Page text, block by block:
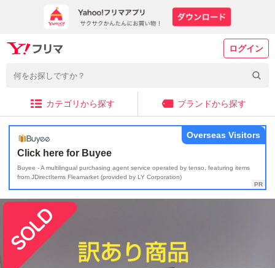
ログイン
カテゴリから探す ブランドから探す
Click here for Buyee
Buyee - A multilingual purchasing agent service operated by tenso, featuring items
from JDirectItems Fleamarket (provided by LY Corporation)
Overseas Visitors